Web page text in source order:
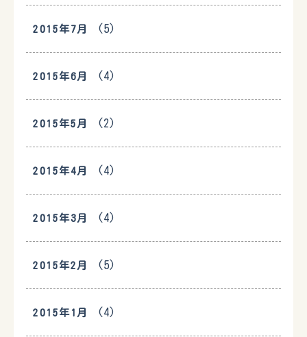
2015年7月 (5)
2015年6月 (4)
2015年5月 (2)
2015年4月 (4)
2015年3月 (4)
2015年2月 (5)
2015年1月 (4)